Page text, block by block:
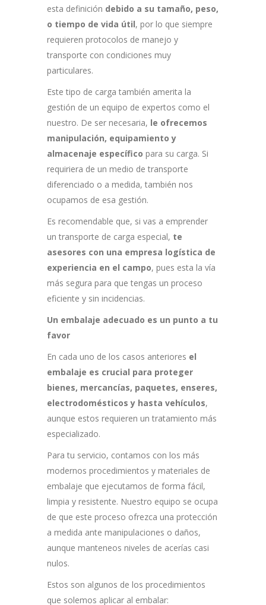
esta definición debido a su tamaño, peso,
o tiempo de vida útil, por lo que siempre
requieren protocolos de manejo y
transporte con condiciones muy
particulares.
Este tipo de carga también amerita la
gestión de un equipo de expertos como el
nuestro. De ser necesaria, le ofrecemos
manipulación, equipamiento y
almacenaje específico para su carga. Si
requiriera de un medio de transporte
diferenciado o a medida, también nos
ocupamos de esa gestión.
Es recomendable que, si vas a emprender
un transporte de carga especial, te
asesores con una empresa logística de
experiencia en el campo, pues esta la vía
más segura para que tengas un proceso
eficiente y sin incidencias.
Un embalaje adecuado es un punto a tu
favor
En cada uno de los casos anteriores el
embalaje es crucial para proteger
bienes, mercancías, paquetes, enseres,
electrodomésticos y hasta vehículos,
aunque estos requieren un tratamiento más
especializado.
Para tu servicio, contamos con los más
modernos procedimientos y materiales de
embalaje que ejecutamos de forma fácil,
limpia y resistente. Nuestro equipo se ocupa
de que este proceso ofrezca una protección
a medida ante manipulaciones o daños,
aunque manteneos niveles de acerías casi
nulos.
Estos son algunos de los procedimientos
que solemos aplicar al embalar: